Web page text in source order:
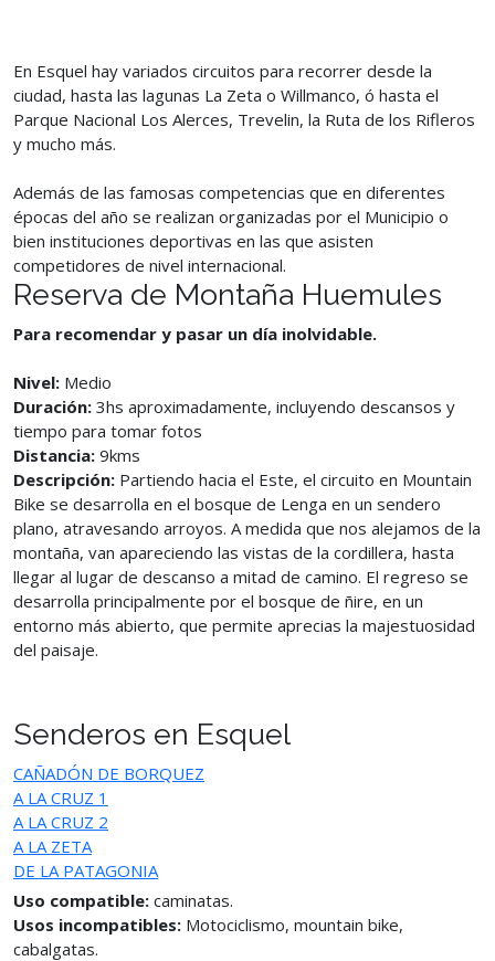
En Esquel hay variados circuitos para recorrer desde la
ciudad, hasta las lagunas La Zeta o Willmanco, ó hasta el
Parque Nacional Los Alerces, Trevelin, la Ruta de los Rifleros
y mucho más.
Además de las famosas competencias que en diferentes
épocas del año se realizan organizadas por el Municipio o
bien instituciones deportivas en las que asisten
competidores de nivel internacional.
Reserva de Montaña Huemules
Para recomendar y pasar un día inolvidable.
Nivel: Medio
Duración: 3hs aproximadamente, incluyendo descansos y
tiempo para tomar fotos
Distancia: 9kms
Descripción: Partiendo hacia el Este, el circuito en Mountain
Bike se desarrolla en el bosque de Lenga en un sendero
plano, atravesando arroyos. A medida que nos alejamos de la
montaña, van apareciendo las vistas de la cordillera, hasta
llegar al lugar de descanso a mitad de camino. El regreso se
desarrolla principalmente por el bosque de ñire, en un
entorno más abierto, que permite aprecias la majestuosidad
del paisaje.
Senderos en Esquel
CAÑADÓN DE BORQUEZ
A LA CRUZ 1
A LA CRUZ 2
A LA ZETA
DE LA PATAGONIA
Uso compatible: caminatas.
Usos incompatibles: Motociclismo, mountain bike,
cabalgatas.